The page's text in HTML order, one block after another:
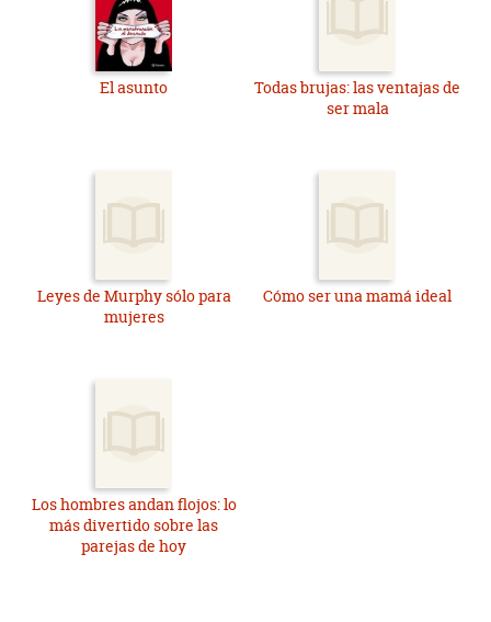
El asunto
Todas brujas: las ventajas de
ser mala
Leyes de Murphy sólo para
mujeres
Cómo ser una mamá ideal
Los hombres andan flojos: lo
más divertido sobre las
parejas de hoy